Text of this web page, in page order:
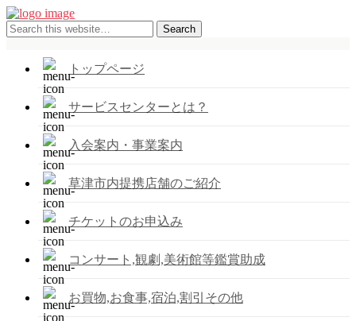
トップページ
サービスセンターとは？
入会案内・事業案内
草津市内提携店舗のご紹介
チケットのお申込み
コンサート,観劇,美術館等鑑賞助成
お買物,お食事,宿泊,割引その他